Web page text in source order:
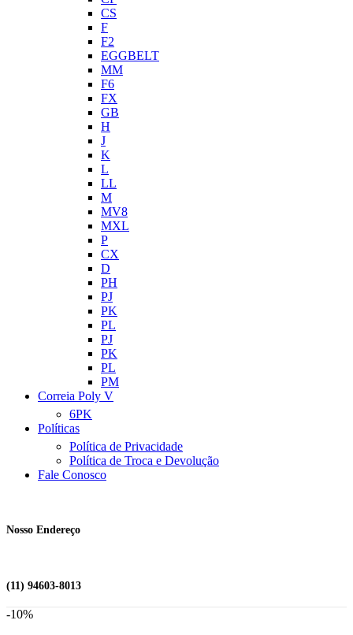
CS
F
F2
EGGBELT
MM
F6
FX
GB
H
J
K
L
LL
M
MV8
MXL
P
CX
D
PH
PJ
PK
PL
PJ
PK
PL
PM
Correia Poly V
6PK
Políticas
Política de Privacidade
Política de Troca e Devolução
Fale Conosco
Nosso Endereço
(11) 94603-8013
-10%